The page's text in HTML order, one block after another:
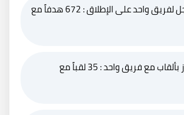
أكثر لاعب يسجل لفريق واحد على الإطلاق : 672 هدفاً مع
أكثر لاعب يفوز بألقاب مع فريق واحد : 35 لقباً مع